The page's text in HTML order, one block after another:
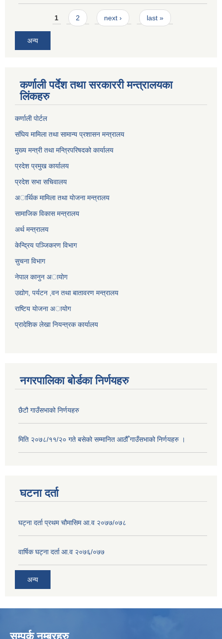
Pages1 2 next › last »
अन्य
कर्णाली पर्देश तथा सरकाररी मन्त्रालयका
लिंकहरु
कर्णाली पाेर्टल
संघिय मामिला तथा सामान्य प्रशासन मन्त्रालय
मुख्य मन्त्री तथा मन्त्रिपरिषदको कार्यालय
प्रदेश प्रमुख कार्यालय
प्रदेश सभा सचिवालय
अार्थिक मामिला तथा याेजना मन्त्रालय
सामाजिक विकास मन्त्रालय
अर्थ मन्त्रालय
केन्द्रिय पञ्जिकरण विभाग
सुचना विभाग
नेपाल कानुन अायाेग
उद्योग, पर्यटन ,वन तथा बातावरण मन्त्रालय
राष्टिय याेजना अायोग
प्रादेशिक लेखा नियन्त्रक कार्यालय
नगरपालिका बोर्डका निर्णयहरु
छैटौ गाउँसभाको निर्णयहरु
मिति २०७८/११/२० गते बसेको सम्मानित आठौँ गाउँसभाको निर्णयहरु ।
घटना दर्ता
घट्ना दर्ता प्रथम चौमासिम आ.व २०७७/०७८
वार्षिक घट्ना दर्ता आ.व २०७६/०७७
अन्य
सम्पर्क नम्बरहरु